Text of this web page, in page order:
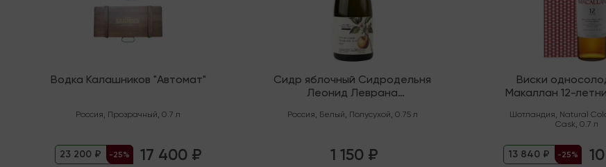
Водка Калашников "Автомат"
Россия, Прозрачный, 0.7 л
23 200 ₽ -25% 17 400 ₽
Сидр яблочный Сидродельня
Леонид Леврана
Россия, Белый, Полусухой, 0.75 л
1 150 ₽
Виски
Макаллан 12-
Шотландия, Natural
Cask, 0.7 л
13 840 ₽ -25%